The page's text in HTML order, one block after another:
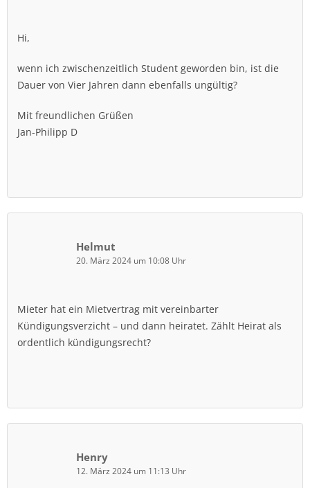
Hi,
wenn ich zwischenzeitlich Student geworden bin, ist die
Dauer von Vier Jahren dann ebenfalls ungültig?
Mit freundlichen Grüßen
Jan-Philipp D
Helmut
20. März 2024 um 10:08 Uhr
Mieter hat ein Mietvertrag mit vereinbarter
Kündigungsverzicht – und dann heiratet. Zählt Heirat als
ordentlich kündigungsrecht?
Henry
12. März 2024 um 11:13 Uhr